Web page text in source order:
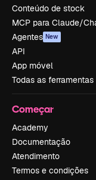
Conteúdo de stock
MCP para Claude/
Agentes New
API
App móvel
Todas as ferramentas
Começar
Academy
Documentação
Atendimento
Termos e condições